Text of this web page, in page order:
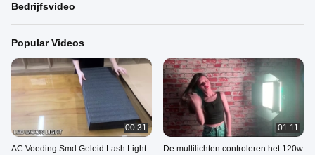
Bedrijfsvideo
Popular Videos
00:31
AC Voeding Smd Geleid Lash Light
01:11
De multilichten controleren het 120w